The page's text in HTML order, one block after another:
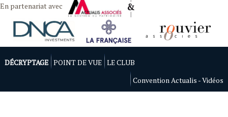
En partenariat avec
DÉCRYPTAGE POINT DE VUE LE CLUB
Convention Actualis - Vidéos